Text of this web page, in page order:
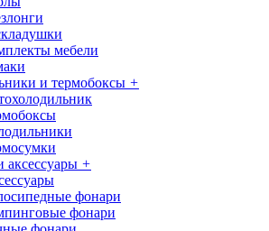
мебели
и термобоксы +
+
фонари
фонари